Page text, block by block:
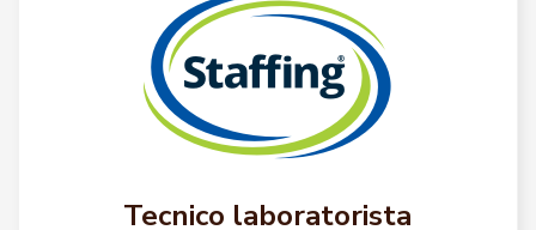
Tecnico laboratorista